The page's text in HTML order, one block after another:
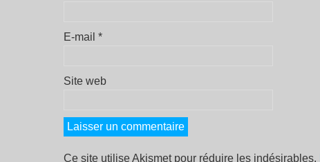
E-mail *
Site web
Ce site utilise Akismet pour réduire les indésirables.